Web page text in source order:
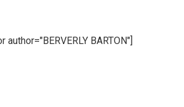
BARTON"]